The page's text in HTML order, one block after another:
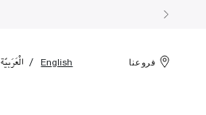
فروعنا English الْعَرَبيّة